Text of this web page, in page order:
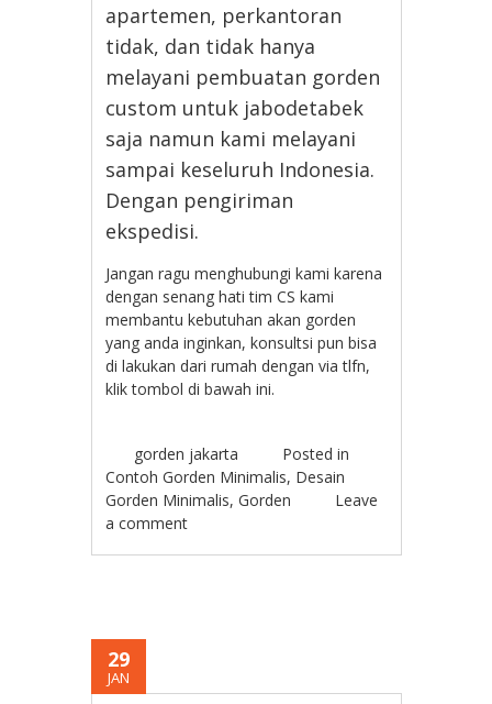
apartemen, perkantoran
tidak, dan tidak hanya
melayani pembuatan gorden
custom untuk jabodetabek
saja namun kami melayani
sampai keseluruh Indonesia.
Dengan pengiriman
ekspedisi.
Jangan ragu menghubungi kami karena
dengan senang hati tim CS kami
membantu kebutuhan akan gorden
yang anda inginkan, konsultsi pun bisa
di lakukan dari rumah dengan via tlfn,
klik tombol di bawah ini.
gorden jakarta
Posted in
Contoh Gorden Minimalis, Desain
Gorden Minimalis,Gorden
Leave
a comment
29
JAN